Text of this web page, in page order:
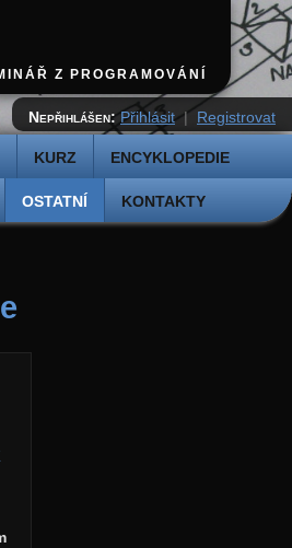
Z PROGRAMOVÁNÍ
KURZ ENCYKLOPEDIE
OSTATNÍ KONTAKTY
Nepřihlášen: Přihlásit | Registrovat